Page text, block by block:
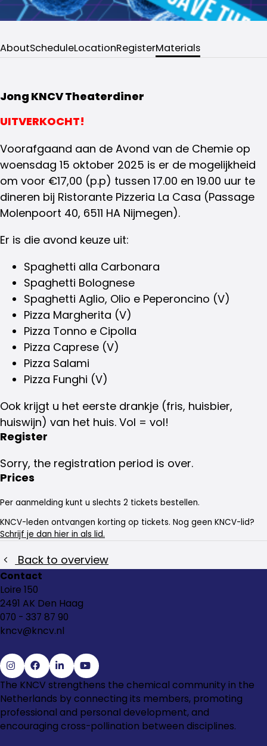
AboutScheduleLocationRegisterMaterials
Jong KNCV Theaterdiner
UITVERKOCHT!
Voorafgaand aan de Avond van de Chemie op
woensdag 15 oktober 2025 is er de mogelijkheid
om voor €17,00 (p.p) tussen 17.00 en 19.00 uur te
dineren bij Ristorante Pizzeria La Casa (Passage
Molenpoort 40, 6511 HA Nijmegen).
Er is die avond keuze uit:
Spaghetti alla Carbonara
Spaghetti Bolognese
Spaghetti Aglio, Olio e Peperoncino (V)
Pizza Margherita (V)
Pizza Tonno e Cipolla
Pizza Caprese (V)
Pizza Salami
Pizza Funghi (V)
Ook krijgt u het eerste drankje (fris, huisbier,
huiswijn) van het huis. Vol = vol!
Register
Sorry, the registration period is over.
Prices
Per aanmelding kunt u slechts 2 tickets bestellen.
KNCV-leden ontvangen korting op tickets. Nog geen KNCV-lid?
Schrijf je dan hier in als lid.
Back to overview
Contact
Loire 150
2491 AK Den Haag
070 - 337 87 90
kncv@kncv.nl
Go
to
Instagram
Go
to
Facebook
Go
to
LinkedIn
Go
to
YouTube
The KNCV strengthens the chemical community in the
Netherlands by connecting its members, promoting
professional and personal development, and
encouraging cross-pollination between disciplines.